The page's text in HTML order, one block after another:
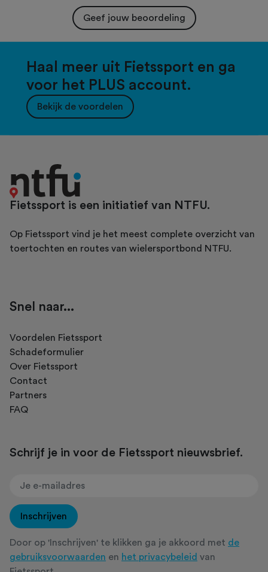
Geef jouw beoordeling
Haal meer uit Fietssport en ga
voor het PLUS account.
Bekijk de voordelen
Fietssport is een initiatief van NTFU.
Op Fietssport vind je het meest complete overzicht van
toertochten en routes van wielersportbond NTFU.
Snel naar...
Voordelen Fietssport
Schadeformulier
Over Fietssport
Contact
Partners
FAQ
Schrijf je in voor de Fietssport nieuwsbrief.
Inschrijven
Door op 'Inschrijven' te klikken ga je akkoord met de
gebruiksvoorwaarden en het privacybeleid van